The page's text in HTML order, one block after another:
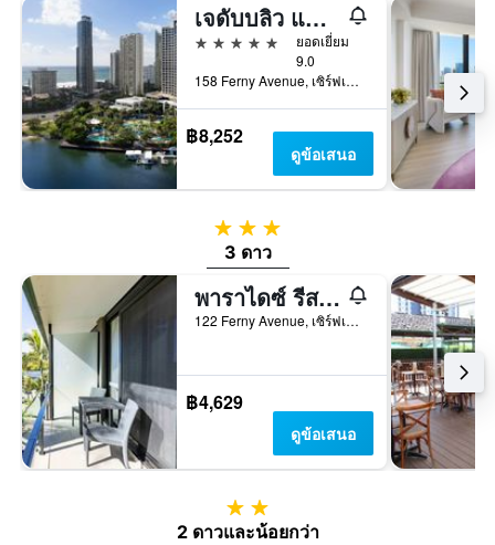
เจดับบลิว แมริออท โกลด์โคสต์ รีสอร์ท แอนด์ สปา
5 ดาว
ยอดเยี่ยม
9.0
158 Ferny Avenue, เซิร์ฟเฟอร์ส พาราไดซ์, QLD, ออสเตรเลีย
฿8,252
ดูข้อเสนอ
3 ดาว
3 ดาว
พาราไดซ์ รีสอร์ท โกลด์โคสต์
122 Ferny Avenue, เซิร์ฟเฟอร์ส พาราไดซ์, QLD, ออสเตรเลีย
฿4,629
ดูข้อเสนอ
2 ดาว
2 ดาวและน้อยกว่า